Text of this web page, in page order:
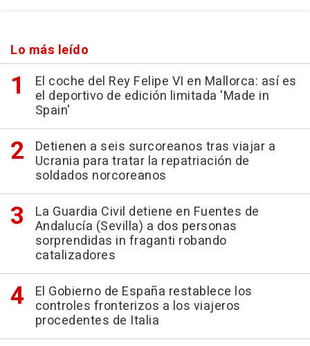
Lo más leído
El coche del Rey Felipe VI en Mallorca: así es
el deportivo de edición limitada 'Made in
Spain'
Detienen a seis surcoreanos tras viajar a
Ucrania para tratar la repatriación de
soldados norcoreanos
La Guardia Civil detiene en Fuentes de
Andalucía (Sevilla) a dos personas
sorprendidas in fraganti robando
catalizadores
El Gobierno de España restablece los
controles fronterizos a los viajeros
procedentes de Italia